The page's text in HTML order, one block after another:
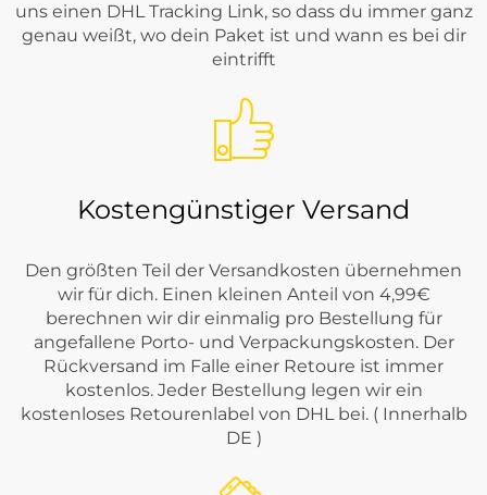
uns einen DHL Tracking Link, so dass du immer ganz
genau weißt, wo dein Paket ist und wann es bei dir
eintrifft
Kostengünstiger Versand
Den größten Teil der Versandkosten übernehmen
wir für dich. Einen kleinen Anteil von 4,99€
berechnen wir dir einmalig pro Bestellung für
angefallene Porto- und Verpackungskosten. Der
Rückversand im Falle einer Retoure ist immer
kostenlos. Jeder Bestellung legen wir ein
kostenloses Retourenlabel von DHL bei. ( Innerhalb
DE )